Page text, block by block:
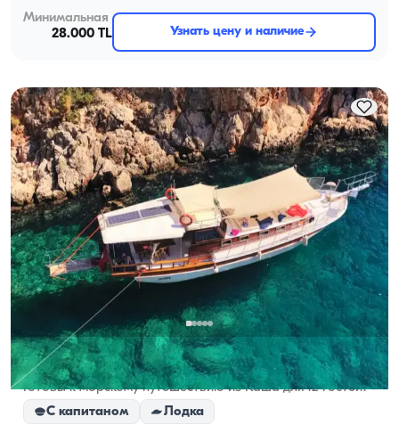
Минимальная
28.000 TL
Узнать цену и наличие
Каш, Antalya 5.0(1 отзыв )
Готовы к морскому путешествию из Каша для 12 гостей?
С капитаном
Лодка